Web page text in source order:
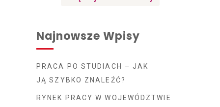
Najnowsze Wpisy
PRACA PO STUDIACH – JAK
JĄ SZYBKO ZNALEŹĆ?
RYNEK PRACY W WOJEWÓDZTWIE